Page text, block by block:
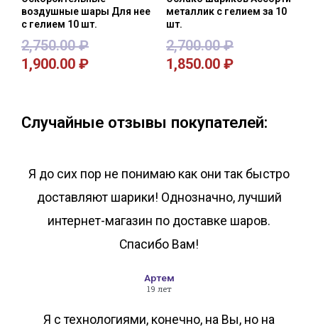
воздушные шары Для нее
с гелием 10 шт.
2,750.00₽
1,900.00 ₽
металлик с гелием за 10
шт.
2,700.00₽
1,850.00 ₽
Случайные отзывы покупателей:
Я до сих пор не понимаю как они так быстро
доставляют шарики! Однозначно, лучший
интернет-магазин по доставке шаров.
Спасибо Вам!
Артем
19 лет
Я с технологиями, конечно, на Вы, но на